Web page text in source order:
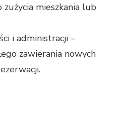
zużycia mieszkania lub
i administracji –
zawierania nowych